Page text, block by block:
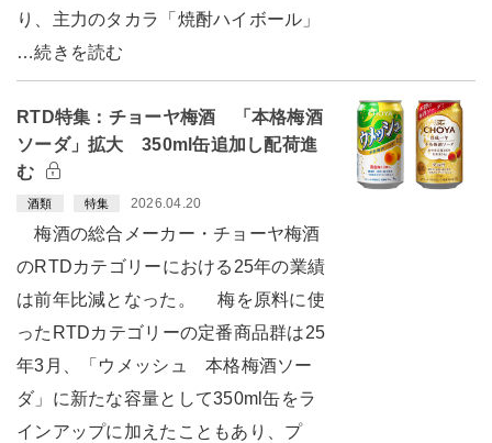
り、主力のタカラ「焼酎ハイボール」
…続きを読む
RTD特集：チョーヤ梅酒 「本格梅酒
ソーダ」拡大 350ml缶追加し配荷進
む
酒類 特集 2026.04.20
梅酒の総合メーカー・チョーヤ梅酒
のRTDカテゴリーにおける25年の業績
は前年比減となった。 梅を原料に使
ったRTDカテゴリーの定番商品群は25
年3月、「ウメッシュ 本格梅酒ソー
ダ」に新たな容量として350ml缶をラ
インアップに加えたこともあり、プ